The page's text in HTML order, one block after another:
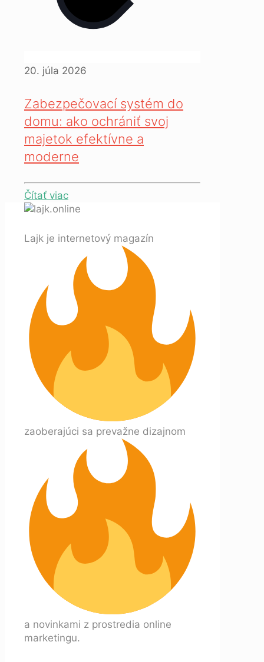
20. júla 2026
Zabezpečovací systém do
domu: ako ochrániť svoj
majetok efektívne a
moderne
Čítať viac
Lajk je internetový magazín
zaoberajúci sa prevažne dizajnom
a novinkami z prostredia online
marketingu.